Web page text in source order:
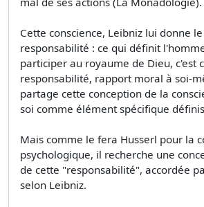
Cette conscience, Leibniz lui donne
responsabilité : ce qui définit
participer au royaume de Dieu, c'est
responsabilité, rapport moral à soi-
partage cette conception de la
soi comme élément spécifique
Mais comme le fera Husserl pour la
psychologique, il recherche une
de cette "responsabilité", accordée
selon Leibniz.